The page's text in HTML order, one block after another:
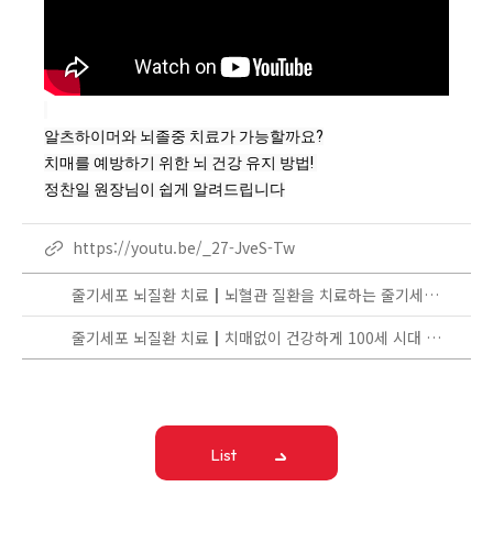
알츠하이머와 뇌졸중 치료가 가능할까요?
치매를 예방하기 위한 뇌 건강 유지 방법!
정찬일 원장님이 쉽게 알려드립니다
https://youtu.be/_27-JveS-Tw
줄기세포 뇌질환 치료┃뇌혈관 질환을 치료하는 줄기세포 재생의학 치료! 치매에도 도움이 될 수 있습니다
줄기세포 뇌질환 치료┃치매없이 건강하게 100세 시대 사는 방법! 알츠하이머와 퇴행성치매에 대해 알아봅시다
List